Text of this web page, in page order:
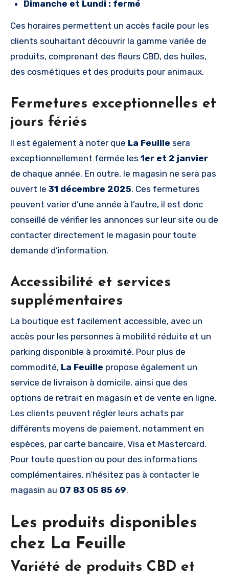
Dimanche et Lundi : fermé
Ces horaires permettent un accès facile pour les
clients souhaitant découvrir la gamme variée de
produits, comprenant des fleurs CBD, des huiles,
des cosmétiques et des produits pour animaux.
Fermetures exceptionnelles et
jours fériés
Il est également à noter que La Feuille sera
exceptionnellement fermée les 1er et 2 janvier
de chaque année. En outre, le magasin ne sera pas
ouvert le 31 décembre 2025. Ces fermetures
peuvent varier d’une année à l’autre, il est donc
conseillé de vérifier les annonces sur leur site ou de
contacter directement le magasin pour toute
demande d’information.
Accessibilité et services
supplémentaires
La boutique est facilement accessible, avec un
accès pour les personnes à mobilité réduite et un
parking disponible à proximité. Pour plus de
commodité, La Feuille propose également un
service de livraison à domicile, ainsi que des
options de retrait en magasin et de vente en ligne.
Les clients peuvent régler leurs achats par
différents moyens de paiement, notamment en
espèces, par carte bancaire, Visa et Mastercard.
Pour toute question ou pour des informations
complémentaires, n’hésitez pas à contacter le
magasin au 07 83 05 85 69.
Les produits disponibles
chez La Feuille
Variété de produits CBD et